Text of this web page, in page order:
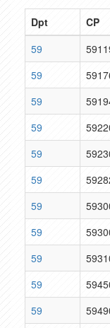
Dpt CP
59
59
59
59
59
59
59
59
59
59
59